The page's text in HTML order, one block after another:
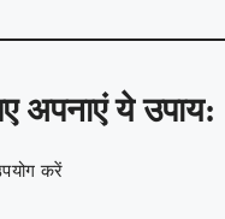
अपनाएं ये उपाय:
करें